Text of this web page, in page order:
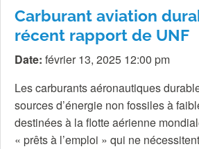
Carburant aviation
récent rapport de UNF
Date: février 13, 2025 12:00 pm
Les carburants aéronautiques
sources d’énergie non fossiles à
destinées à la flotte aérienne
« prêts à l’emploi » qui ne